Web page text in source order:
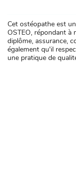
Cet ostéopathe est
OSTEO, répondant
diplôme, assurance,
également qu'il
une pratique de